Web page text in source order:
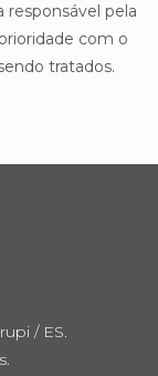
responsável pela
com o
tratados.
/ ES.